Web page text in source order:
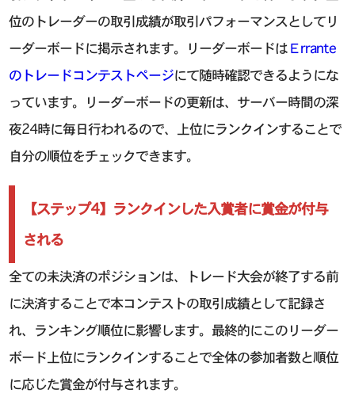
位のトレーダーの取引成績が取引パフォーマンスとしてリ
ーダーボードに掲示されます。リーダーボードはΕrrante
のトレードコンテストページにて随時確認できるようにな
っています。リーダーボードの更新は、サーバー時間の深
夜24時に毎日行われるので、上位にランクインすることで
自分の順位をチェックできます。
【ステップ4】ランクインした入賞者に賞金が付与
される
全ての未決済のポジションは、トレード大会が終了する前
に決済することで本コンテストの取引成績として記録さ
れ、ランキング順位に影響します。最終的にこのリーダー
ボード上位にランクインすることで全体の参加者数と順位
に応じた賞金が付与されます。